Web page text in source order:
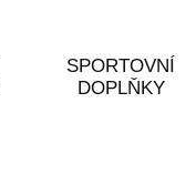
SPORTOVNÍ
DOPLŇKY